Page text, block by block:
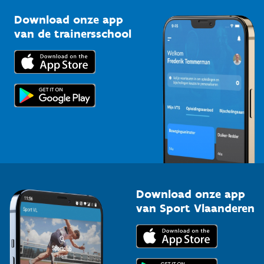
Bedrijven
Trainers en begeleiders
Topsporters
Kennisplatform
Downloads
Voor de pers
Download onze app
van de trainersschool
Download onze app
van Sport Vlaanderen